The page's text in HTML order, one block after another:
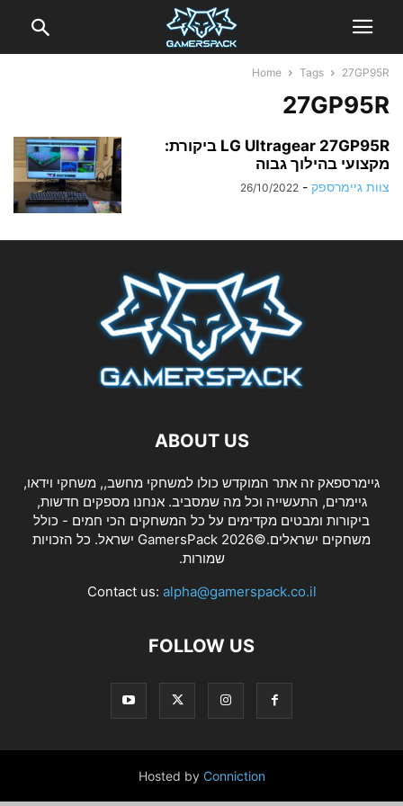
Home Tags 27GP95R
27GP95R
LG Ultragear 27GP95R ביקורת:
מקצועי בהילוך גבוה
צוות גיימרספק -
26/10/2022
ABOUT US
גיימרספאק זה אתר המוקדש כולו למשחקי מחשב,, משחקי וידאו,
גיימרים, התעשייה וכל מה שמסביב. אנחנו מספקים חדשות,
ביקורות ומבטים מקדימים על כל המשחקים הכי חמים - כולל
משחקים ישראלים.©2026 GamersPack ישראל. כל הזכויות
שמורות.
Contact us: alpha@gamerspack.co.il
FOLLOW US
Hosted by Conniction